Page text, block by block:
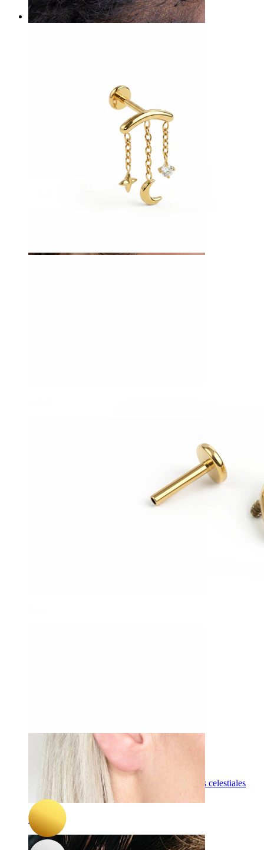
Industrial
-15%
3 por 2
Novedad
Bodymod Trend
Labret de titanio para helix oculto con colgantes celestiales
25,42 €
29,90 €